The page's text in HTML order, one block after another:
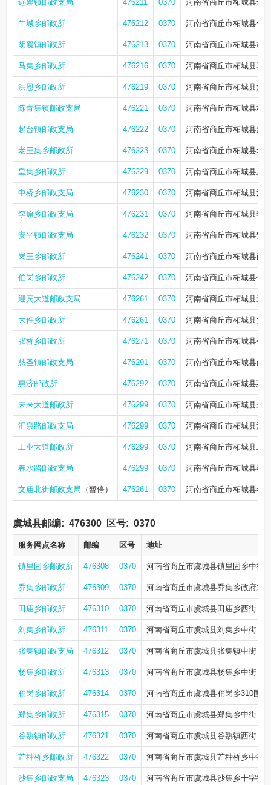
远襄镇邮政支局 476211 0370 河南省商丘市柘城县远
牛城乡邮政所 476212 0370 河南省商丘市柘城县牛
胡襄镇邮政所 476213 0370 河南省商丘市柘城县胡
马集乡邮政所 476216 0370 河南省商丘市柘城县马
洪恩乡邮政所 476219 0370 河南省商丘市柘城县洪
陈青集镇邮政支局 476221 0370 河南省商丘市柘城县柘
起台镇邮政支局 476222 0370 河南省商丘市柘城县起
老王集乡邮政所 476223 0370 河南省商丘市柘城县老
皇集乡邮政所 476229 0370 河南省商丘市柘城县皇
申桥乡邮政支局 476230 0370 河南省商丘市柘城县洪
李原乡邮政支局 476231 0370 河南省商丘市柘城县李
安平镇邮政支局 476232 0370 河南省商丘市柘城县安
岗王乡邮政所 476241 0370 河南省商丘市柘城县岗
伯岗乡邮政所 476242 0370 河南省商丘市柘城县伯
迎宾大道邮政支局 476261 0370 河南省商丘市柘城县迎
大仵乡邮政所 476261 0370 河南省商丘市柘城县大
张桥乡邮政所 476271 0370 河南省商丘市柘城县张
慈圣镇邮政支局 476291 0370 河南省商丘市柘城县南
惠济邮政所 476292 0370 河南省商丘市柘城县惠
未来大道邮政所 476299 0370 河南省商丘市柘城县未
汇泉路邮政支局 476299 0370 河南省商丘市柘城县汇
工业大道邮政所 476299 0370 河南省商丘市柘城县工
春水路邮政支局 476299 0370 河南省商丘市柘城县春
文庙北街邮政支局 （暂停） 476261 0370 河南省商丘市柘城县春
虞城县邮编: 476300 区号: 0370
服务网点名称 邮编 区号 地址
镇里固乡邮政所 476308 0370 河南省商丘市虞城县镇里固乡中街
乔集乡邮政所 476309 0370 河南省商丘市虞城县乔集乡政府对
田庙乡邮政所 476310 0370 河南省商丘市虞城县田庙乡西街
刘集乡邮政所 476311 0370 河南省商丘市虞城县刘集乡中街
张集镇邮政支局 476312 0370 河南省商丘市虞城县张集镇中街
杨集乡邮政所 476313 0370 河南省商丘市虞城县杨集乡中街
稍岗乡邮政所 476314 0370 河南省商丘市虞城县稍岗乡310国
郑集乡邮政所 476315 0370 河南省商丘市虞城县郑集乡中街
谷熟镇邮政所 476321 0370 河南省商丘市虞城县谷熟镇西街
芒种桥乡邮政所 476322 0370 河南省商丘市虞城县芒种桥乡中街
沙集乡邮政支局 476323 0370 河南省商丘市虞城县沙集乡十字街